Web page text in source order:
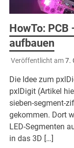
HowTo: PCB
aufbauen
Veröffentlicht am7.
Die Idee zum
pxlDigit (Artikel
sieben-segment-
gekommen. Dort
LED-Segmenten
in das 3D […]